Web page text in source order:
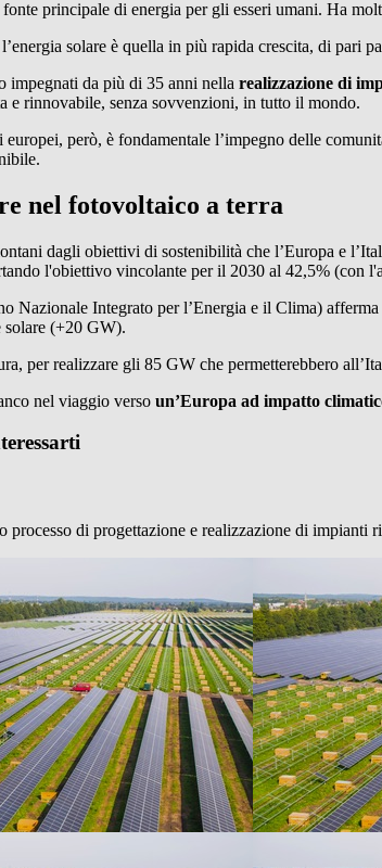
fonte principale di energia per gli esseri umani. Ha
solare è quella in più rapida crescita, di pari
impegnati da più di 35 anni nella realizzazione di
e rinnovabile, senza sovvenzioni, in tutto il mondo.
però, è fondamentale l’impegno delle
nel fotovoltaico a terra
dagli obiettivi di sostenibilità che l’Europa e
l'obiettivo vincolante per il 2030 al 42,5% (con
Nazionale Integrato per l’Energia e il Clima)
solare (+20 GW).
per realizzare gli 85 GW che permetterebbero
nel viaggio verso un’Europa ad impatto
processo di progettazione e realizzazione di